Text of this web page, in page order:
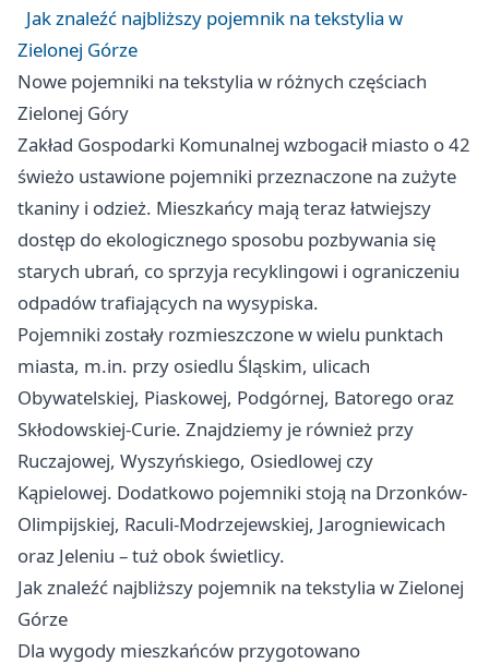
Jak znaleźć najbliższy pojemnik na tekstylia w
Zielonej Górze
Nowe pojemniki na tekstylia w różnych częściach
Zielonej Góry
Zakład Gospodarki Komunalnej wzbogacił miasto o 42
świeżo ustawione pojemniki przeznaczone na zużyte
tkaniny i odzież. Mieszkańcy mają teraz łatwiejszy
dostęp do ekologicznego sposobu pozbywania się
starych ubrań, co sprzyja recyklingowi i ograniczeniu
odpadów trafiających na wysypiska.
Pojemniki zostały rozmieszczone w wielu punktach
miasta, m.in. przy osiedlu Śląskim, ulicach
Obywatelskiej, Piaskowej, Podgórnej, Batorego oraz
Skłodowskiej-Curie. Znajdziemy je również przy
Ruczajowej, Wyszyńskiego, Osiedlowej czy
Kąpielowej. Dodatkowo pojemniki stoją na Drzonków-
Olimpijskiej, Raculi-Modrzejewskiej, Jarogniewicach
oraz Jeleniu – tuż obok świetlicy.
Jak znaleźć najbliższy pojemnik na tekstylia w Zielonej
Górze
Dla wygody mieszkańców przygotowano